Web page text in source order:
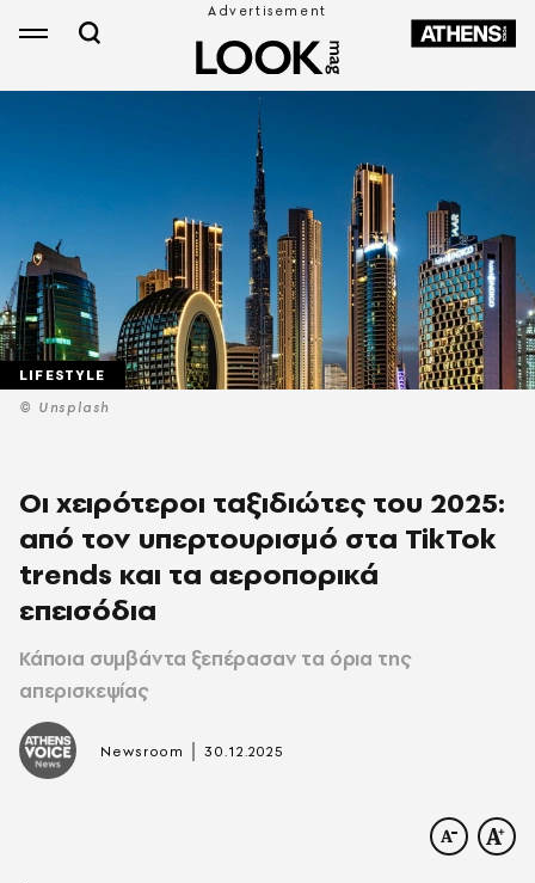
© Unsplash
LIFESTYLE
Οι χειρότεροι ταξιδιώτες του 2025:
από τον υπερτουρισμό στα TikTok
trends και τα αεροπορικά
επεισόδια
Κάποια συμβάντα ξεπέρασαν τα όρια της
απερισκεψίας
Newsroom |30.12.2025